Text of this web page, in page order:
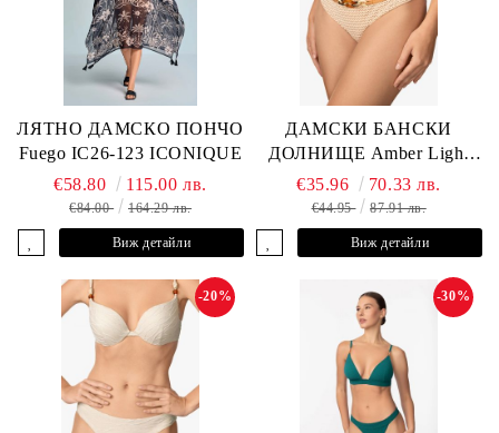
ЛЯТНО ДАМСКО ПОНЧО
Fuego IC26-123 ICONIQUE
€58.80 115.00 лв.
€84.00 164.29 лв.
Виж детайли
ДАМСКИ БАНСКИ
ДОЛНИЩЕ Amber Light
L2605-Z-MCB MARC &
ANDRE
€35.96 70.33 лв.
€44.95 87.91 лв.
Виж детайли
-20% -30%